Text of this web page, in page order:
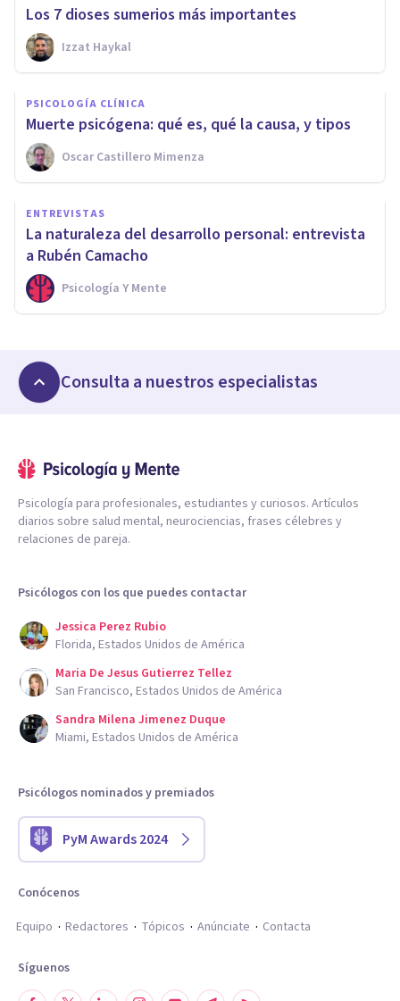
Los 7 dioses sumerios más importantes
Izzat Haykal
PSICOLOGÍA CLÍNICA
Muerte psicógena: qué es, qué la causa, y tipos
Oscar Castillero Mimenza
ENTREVISTAS
La naturaleza del desarrollo personal: entrevista
a Rubén Camacho
Psicología Y Mente
Consulta a nuestros especialistas
Psicología para profesionales, estudiantes y curiosos. Artículos
diarios sobre salud mental, neurociencias, frases célebres y
relaciones de pareja.
Psicólogos con los que puedes contactar
Jessica Perez Rubio
Florida, Estados Unidos de América
Maria De Jesus Gutierrez Tellez
San Francisco, Estados Unidos de América
Sandra Milena Jimenez Duque
Miami, Estados Unidos de América
Psicólogos nominados y premiados
PyM Awards 2024
Conócenos
Equipo
Redactores Tópicos Anúnciate Contacta
Síguenos